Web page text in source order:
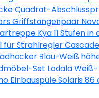
Quadrat-
C)
Griffstangenpaar
Kya 11 Stufen
60 cm
für Strahlregler
Blau-Weiß
Set Lodala
Einbauspüle Solaris